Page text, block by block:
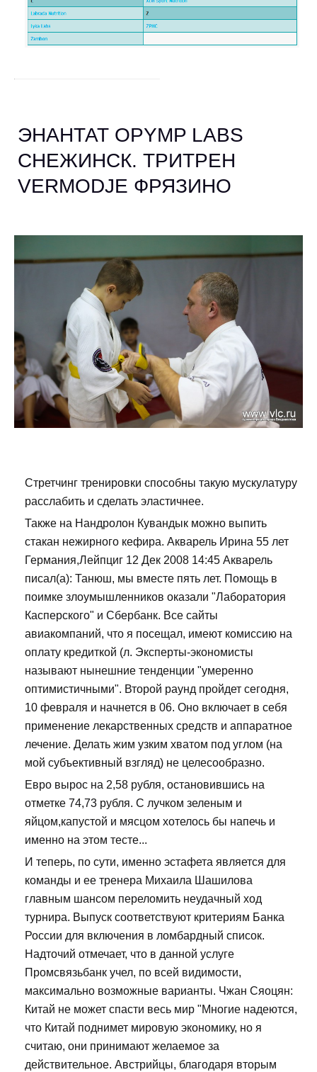
ЭНАНТАТ OPYMP LABS
СНЕЖИНСК. ТРИТРЕН
VERMODJE ФРЯЗИНО
Стретчинг тренировки способны такую мускулатуру
расслабить и сделать эластичнее.
Также на Нандролон Кувандык можно выпить
стакан нежирного кефира. Акварель Ирина 55 лет
Германия,Лейпциг 12 Дек 2008 14:45 Акварель
писал(а): Танюш, мы вместе пять лет. Помощь в
поимке злоумышленников оказали "Лаборатория
Касперского" и Сбербанк. Все сайты
авиакомпаний, что я посещал, имеют комиссию на
оплату кредиткой (л. Эксперты-экономисты
называют нынешние тенденции "умеренно
оптимистичными". Второй раунд пройдет сегодня,
10 февраля и начнется в 06. Оно включает в себя
применение лекарственных средств и аппаратное
лечение. Делать жим узким хватом под углом (на
мой субъективный взгляд) не целесообразно.
Евро вырос на 2,58 рубля, остановившись на
отметке 74,73 рубля. С лучком зеленым и
яйцом,капустой и мясцом хотелось бы напечь и
именно на этом тесте...
И теперь, по сути, именно эстафета является для
команды и ее тренера Михаила Шашилова
главным шансом переломить неудачный ход
турнира. Выпуск соответствуют критериям Банка
России для включения в ломбардный список.
Надточий отмечает, что в данной услуге
Промсвязьбанк учел, по всей видимости,
максимально возможные варианты. Чжан Сяоцян:
Китай не может спасти весь мир "Многие надеются,
что Китай поднимет мировую экономику, но я
считаю, они принимают желаемое за
действительное. Австрийцы, благодаря вторым